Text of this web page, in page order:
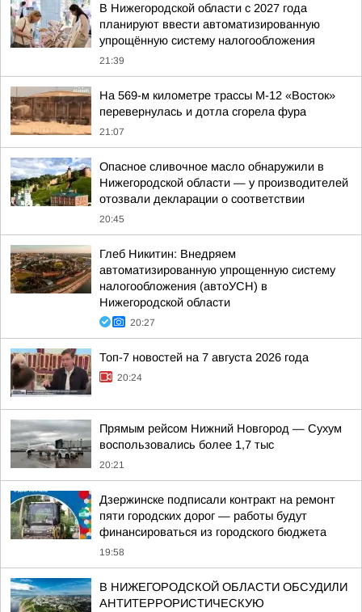
В Нижегородской области с 2027 года
планируют ввести автоматизированную
упрощённую систему налогообложения
21:39
На 569-м километре трассы М-12 «Восток»
перевернулась и дотла сгорела фура
21:07
Опасное сливочное масло обнаружили в
Нижегородской области — у производителей
отозвали декларации о соответствии
20:45
Глеб Никитин: Внедряем
автоматизированную упрощенную систему
налогообложения (автоУСН) в
Нижегородской области
20:27
Топ-7 новостей на 7 августа 2026 года
20:24
Прямым рейсом Нижний Новгород — Сухум
воспользовались более 1,7 тыс
20:21
Дзержинске подписали контракт на ремонт
пяти городских дорог — работы будут
финансироваться из городского бюджета
19:58
В НИЖЕГОРОДСКОЙ ОБЛАСТИ ОБСУДИЛИ
АНТИТЕРРОРИСТИЧЕСКУЮ